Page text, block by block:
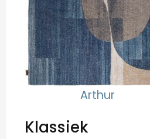
Arthur
Klassiek